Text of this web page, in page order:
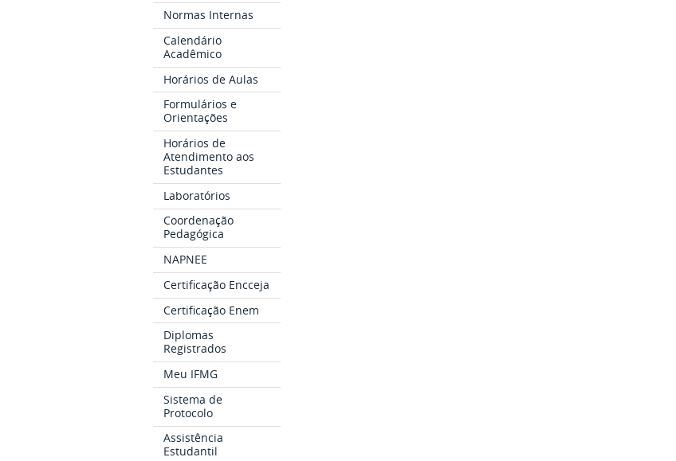
Normas Internas
Calendário
Acadêmico
Horários de Aulas
Formulários e
Orientações
Horários de
Atendimento aos
Estudantes
Laboratórios
Coordenação
Pedagógica
NAPNEE
Certificação Encceja
Certificação Enem
Diplomas
Registrados
Meu IFMG
Sistema de
Protocolo
Assistência
Estudantil